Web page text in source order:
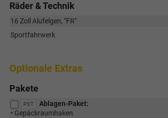
Räder & Technik
16 Zoll Alufelgen, "FR"
Sportfahrwerk
Optionale Extras
Pakete
PST
Ablagen-Paket:
• Gepäckraumhaken